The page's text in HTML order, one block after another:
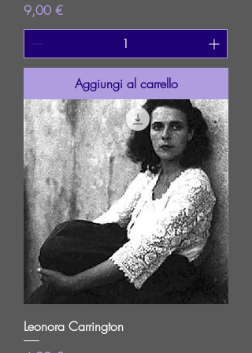
Prezzo
9,00 €
Aggiungi al carrello
Leonora Carrington